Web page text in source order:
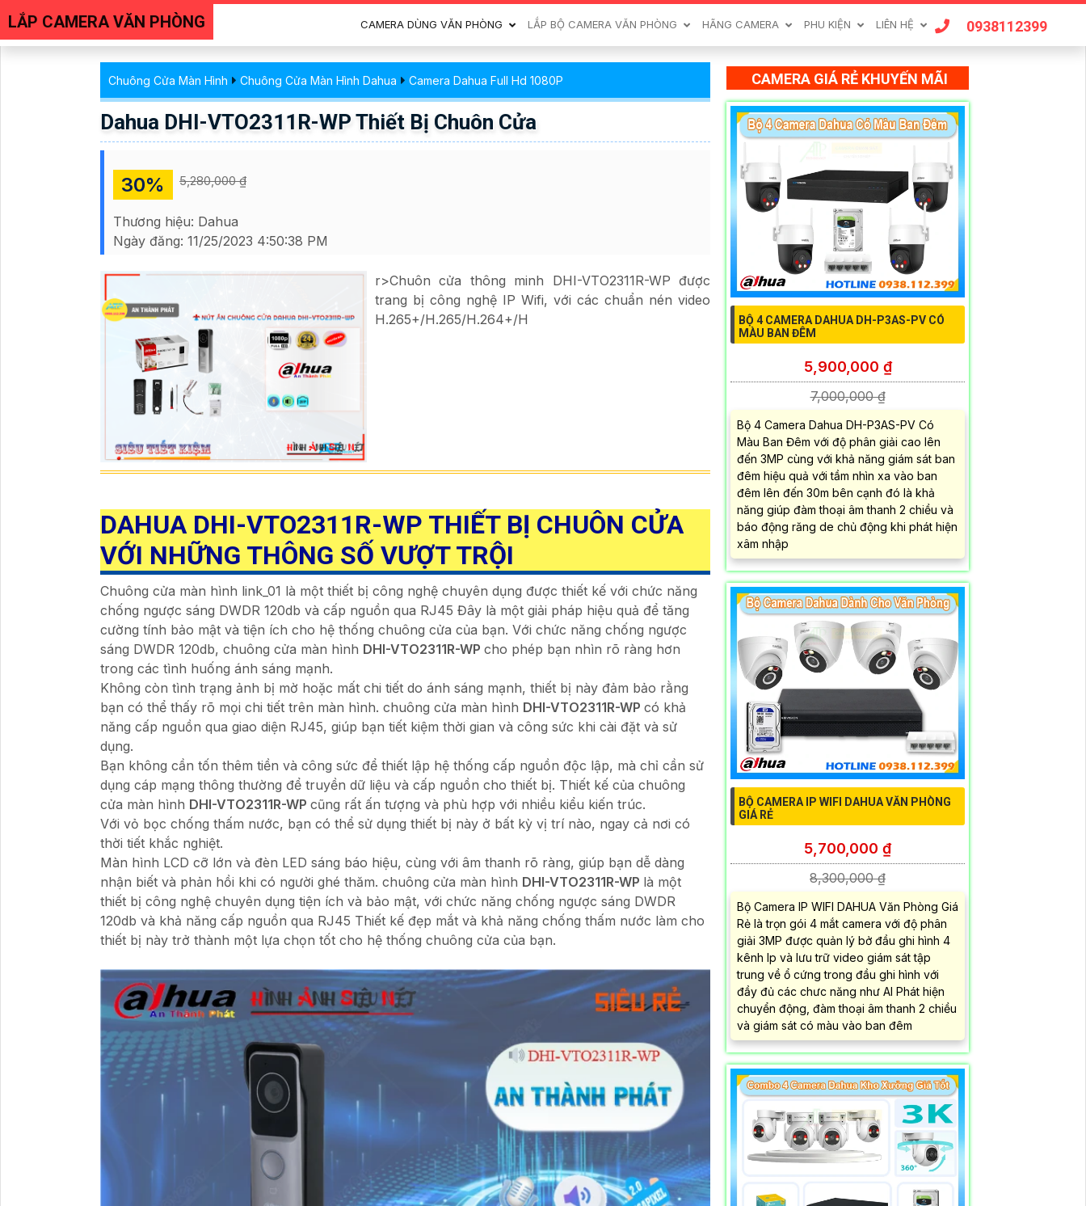
LẮP CAMERA VĂN PHÒNG CAMERA DÙNG VĂN PHÒNG LẮP BỘ CAMERA VĂN PHÒNG HÃNG CAMERA PHU KIỆN LIÊN HỆ 0938112399
Chuông Cửa Màn Hình Chuông Cửa Màn Hình Dahua Camera Dahua Full Hd 1080P
Dahua DHI-VTO2311R-WP Thiết Bị Chuôn Cửa
30% 5,280,000 ₫
Thương hiệu: Dahua
Ngày đăng: 11/25/2023 4:50:38 PM
r>Chuôn cửa thông minh DHI-VTO2311R-WP được
trang bị công nghệ IP Wifi, với các chuẩn nén video
H.265+/H.265/H.264+/H
DAHUA DHI-VTO2311R-WP THIẾT BỊ CHUÔN CỬA
VỚI NHỮNG THÔNG SỐ VƯỢT TRỘI
Chuông cửa màn hình link_01 là một thiết bị công nghệ chuyên dụng được thiết kế với chức năng
chống ngược sáng DWDR 120db và cấp nguồn qua RJ45 Đây là một giải pháp hiệu quả để tăng
cường tính bảo mật và tiện ích cho hệ thống chuông cửa của bạn. Với chức năng chống ngược
sáng DWDR 120db, chuông cửa màn hình DHI-VTO2311R-WP cho phép bạn nhìn rõ ràng hơn
trong các tình huống ánh sáng mạnh.
Không còn tình trạng ảnh bị mờ hoặc mất chi tiết do ánh sáng mạnh, thiết bị này đảm bảo rằng
bạn có thể thấy rõ mọi chi tiết trên màn hình. chuông cửa màn hình DHI-VTO2311R-WP có khả
năng cấp nguồn qua giao diện RJ45, giúp bạn tiết kiệm thời gian và công sức khi cài đặt và sử
dụng.
Bạn không cần tốn thêm tiền và công sức để thiết lập hệ thống cấp nguồn độc lập, mà chỉ cần sử
dụng cáp mạng thông thường để truyền dữ liệu và cấp nguồn cho thiết bị. Thiết kế của chuông
cửa màn hình DHI-VTO2311R-WP cũng rất ấn tượng và phù hợp với nhiều kiểu kiến trúc.
Với vỏ bọc chống thấm nước, bạn có thể sử dụng thiết bị này ở bất kỳ vị trí nào, ngay cả nơi có
thời tiết khắc nghiệt.
Màn hình LCD cỡ lớn và đèn LED sáng báo hiệu, cùng với âm thanh rõ ràng, giúp bạn dễ dàng
nhận biết và phản hồi khi có người ghé thăm. chuông cửa màn hình DHI-VTO2311R-WP là một
thiết bị công nghệ chuyên dụng tiện ích và bảo mật, với chức năng chống ngược sáng DWDR
120db và khả năng cấp nguồn qua RJ45 Thiết kế đẹp mắt và khả năng chống thấm nước làm cho
thiết bị này trở thành một lựa chọn tốt cho hệ thống chuông cửa của bạn.
CAMERA GIÁ RẺ KHUYẾN MÃI
BỘ 4 CAMERA DAHUA DH-P3AS-PV CÓ
MÀU BAN ĐÊM
5,900,000 ₫
7,000,000 ₫
Bộ 4 Camera Dahua DH-P3AS-PV Có
Màu Ban Đêm với độ phân giải cao lên
đến 3MP cùng với khả năng giám sát ban
đêm hiệu quả với tầm nhìn xa vào ban
đêm lên đến 30m bên cạnh đó là khả
năng giúp đàm thoại âm thanh 2 chiều và
báo động răng de chủ động khi phát hiện
xâm nhập
BỘ CAMERA IP WIFI DAHUA VĂN PHÒNG
GIÁ RẺ
5,700,000 ₫
8,300,000 ₫
Bộ Camera IP WIFI DAHUA Văn Phòng Giá
Rẻ là trọn gói 4 mắt camera với độ phân
giải 3MP được quản lý bở đầu ghi hình 4
kênh Ip và lưu trữ video giám sát tập
trung về ổ cứng trong đầu ghi hình với
đầy đủ các chưc năng như AI Phát hiện
chuyển động, đàm thoại âm thanh 2 chiều
và giám sát có màu vào ban đêm